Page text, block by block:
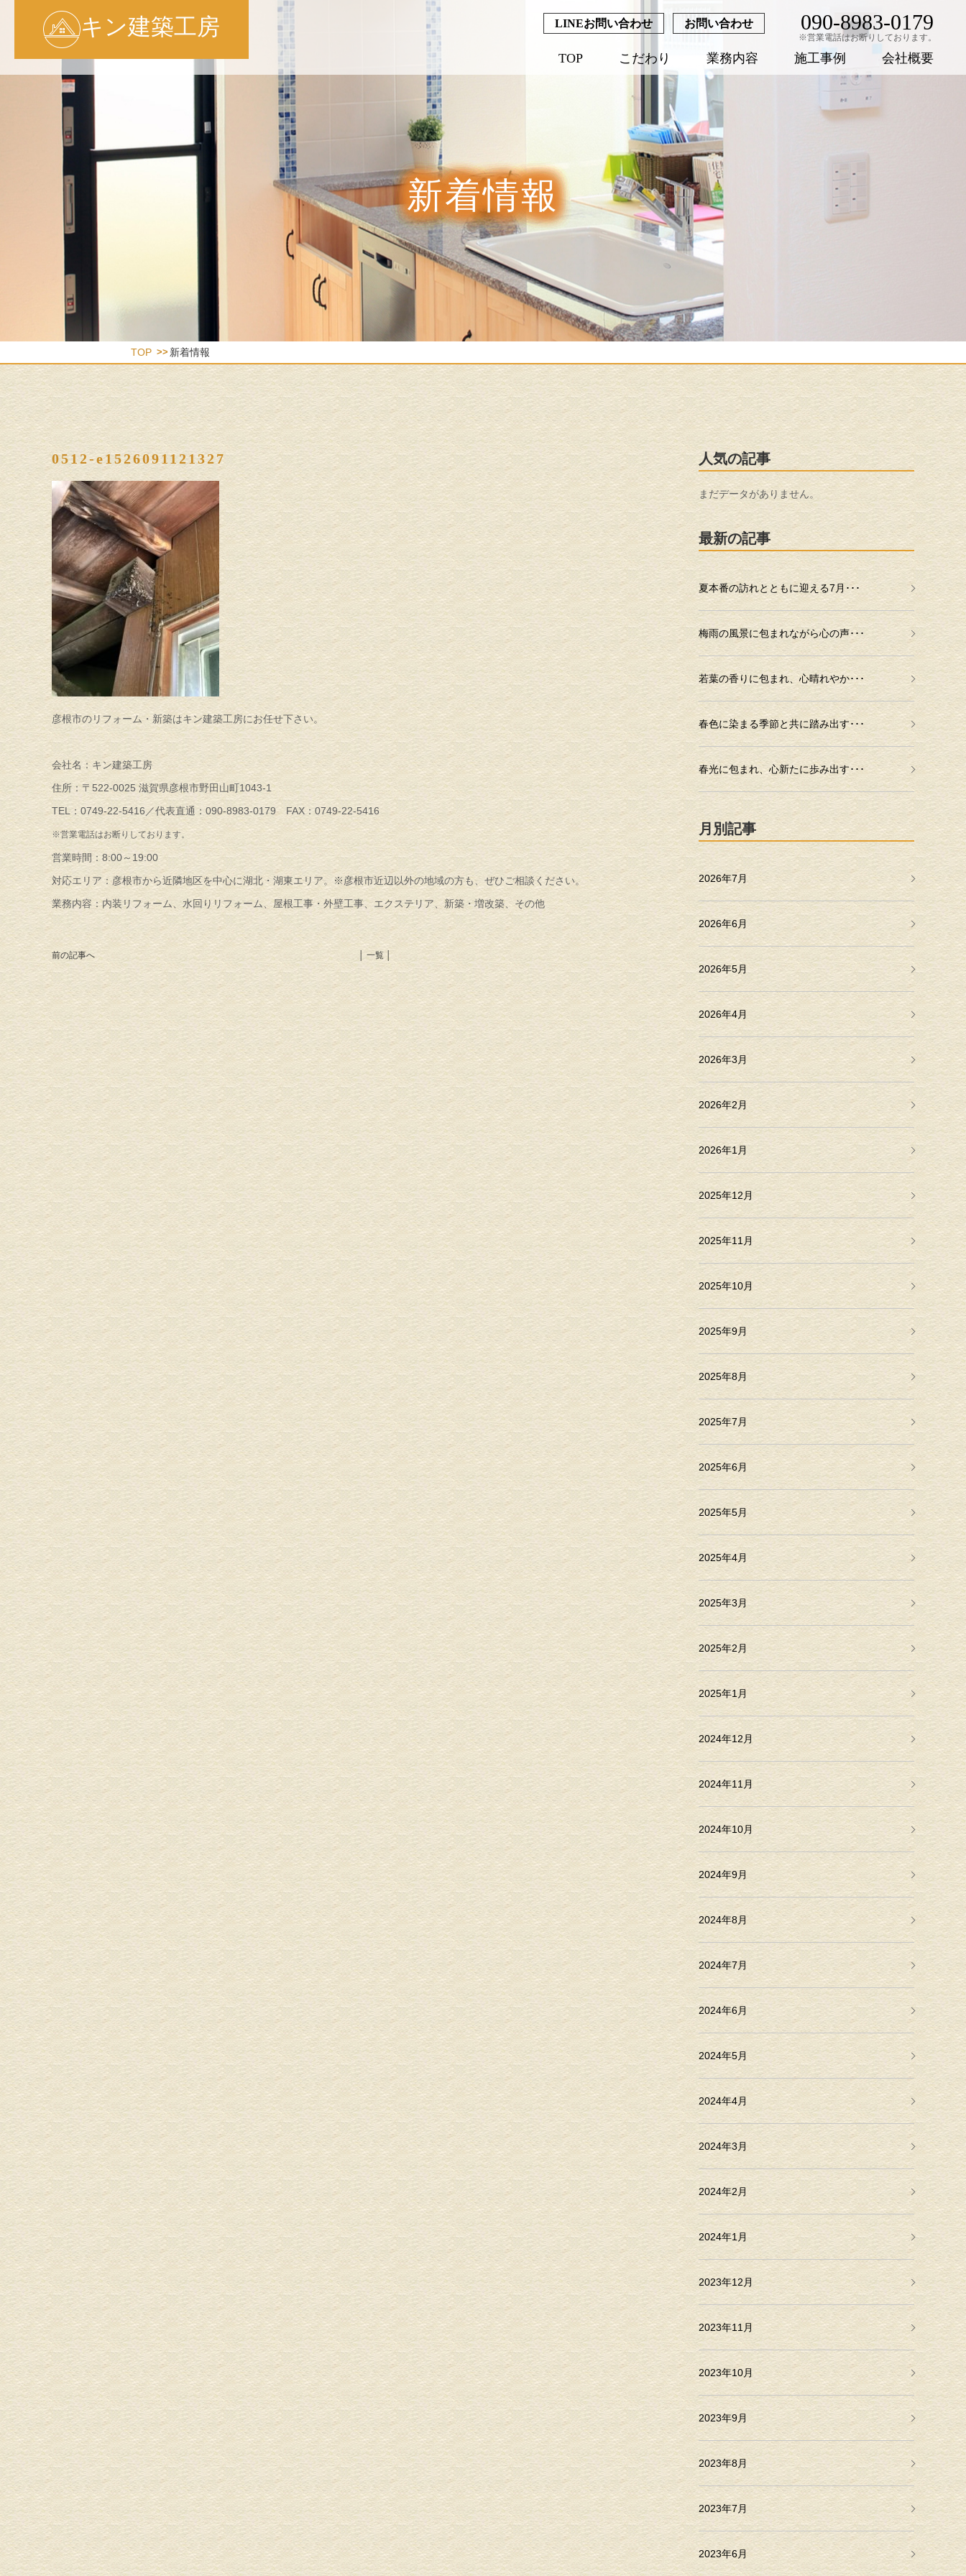
キン建築工房
TOP こだわり 業務内容 施工事例 会社概要
LINEお問い合わせ お問い合わせ 090-8983-0179
※営業電話はお断りしております。
新着情報
TOP 新着情報
0512-e1526091121327
彦根市のリフォーム・新築はキン建築工房にお任せ下さい。
会社名：キン建築工房
住所：〒522-0025 滋賀県彦根市野田山町1043-1
TEL：0749-22-5416／代表直通：090-8983-0179 FAX：0749-22-5416
※営業電話はお断りしております。
営業時間：8:00～19:00
対応エリア：彦根市から近隣地区を中心に湖北・湖東エリア。※彦根市近辺以外の地域の方も、ぜひご相談ください。
業務内容：内装リフォーム、水回りリフォーム、屋根工事・外壁工事、エクステリア、新築・増改築、その他
前の記事へ │ 一覧 │
人気の記事
まだデータがありません。
最新の記事
夏本番の訪れとともに迎える7月･･･
梅雨の風景に包まれながら心の声･･･
若葉の香りに包まれ、心晴れやか･･･
春色に染まる季節と共に踏み出す･･･
春光に包まれ、心新たに歩み出す･･･
月別記事
2026年7月
2026年6月
2026年5月
2026年4月
2026年3月
2026年2月
2026年1月
2025年12月
2025年11月
2025年10月
2025年9月
2025年8月
2025年7月
2025年6月
2025年5月
2025年4月
2025年3月
2025年2月
2025年1月
2024年12月
2024年11月
2024年10月
2024年9月
2024年8月
2024年7月
2024年6月
2024年5月
2024年4月
2024年3月
2024年2月
2024年1月
2023年12月
2023年11月
2023年10月
2023年9月
2023年8月
2023年7月
2023年6月